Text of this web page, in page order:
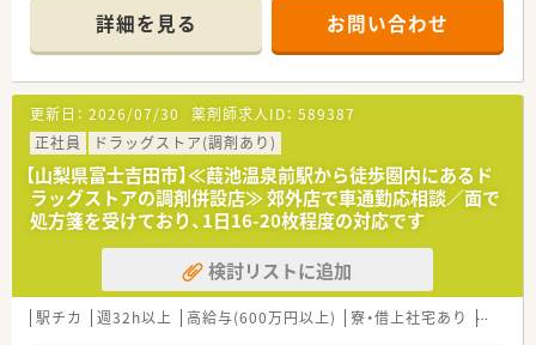
頑張り次第で高給与も可能！
■経験や勤務コースによりますが、経験の少ない方でも500万前
半スタートと業界TOP水準！
■職種や職域に合わせ、豊富な社内研修や外部組織と連携した研
修を用意されています
■薬剤師が中心の会社だからこそ活躍できるキャリアパスが多
種多様に用意されています。
■店舗拡大に伴い、エリアマネジャーや営業部長等のマネジメン
トのポジションも増えます。
■在宅や教育等の専門性を活かせるスペシャリストを目指すこ
とも可能です。
■その他にも、管理部門や商品部門等の本社スタッフなど活動領
域は多種多様です。
■在宅実施店舗は年々増加しており、在宅医療へもしっかりと関
わる事ができます。
詳細を見る お問い合わせ
更新日： 2026/07/30 薬剤師求人ID： 589387
正社員
ドラッグストア(調剤あり)
【山梨県富士吉田市】≪葭池温泉前駅から徒歩圏内にあるド
ラッグストアの調剤併設店≫ 郊外店で車通勤応相談／面で
処方箋を受けており、1日16-20枚程度の対応です
検討リストに追加
駅チカ 週32h以上 高給与(600万円以上) 寮・借上社宅あり 住宅補